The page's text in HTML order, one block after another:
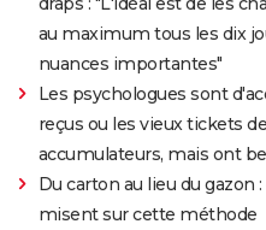
au maximum tous les dix
nuances importantes"
Les psychologues sont
reçus ou les vieux tickets
accumulateurs, mais ont
Du carton au lieu du gazon
misent sur cette méthode